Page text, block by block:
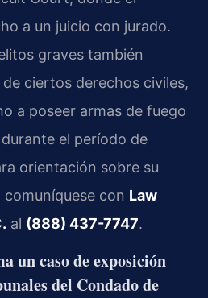
a un juicio con jurado.
graves también
ciertos derechos civiles,
a poseer armas de fuego
el período de
orientación sobre su
con Law
al (888) 437-7747.
un caso de exposición
del Condado de